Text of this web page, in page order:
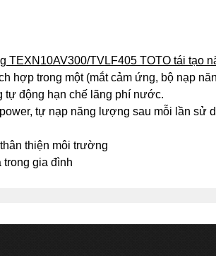
TEXN10AV300/TVLF405 TOTO tái tạo
hợp trong một (mắt cảm ứng, bộ nạp
tự động hạn chế lãng phí nước.
tự nạp năng lượng sau mỗi lần sử
thiện môi trường
gia đình